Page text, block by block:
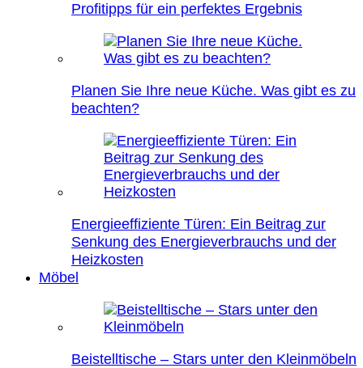
Profitipps für ein perfektes Ergebnis
Planen Sie Ihre neue Küche. Was gibt es zu
beachten?
Energieeffiziente Türen: Ein Beitrag zur
Senkung des Energieverbrauchs und der
Heizkosten
Möbel
Beistelltische – Stars unter den Kleinmöbeln